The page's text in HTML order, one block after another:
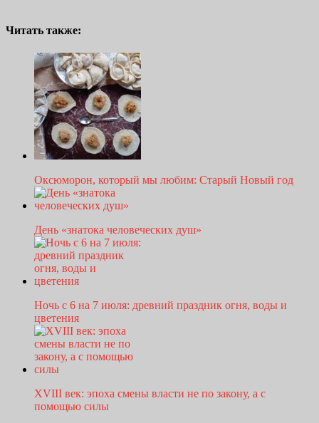
Читать также:
Оксюморон, который мы любим: Старый Новый год
День «знатока человеческих душ»
Ночь с 6 на 7 июля: древний праздник огня, воды и
цветения
XVIII век: эпоха смены власти не по закону, а с
помощью силы